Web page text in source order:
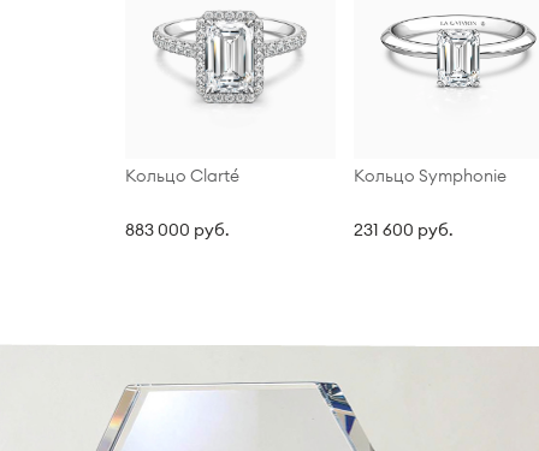
Кольцо Clarté
883 000 руб.
Кольцо Symphonie
231 600 руб.